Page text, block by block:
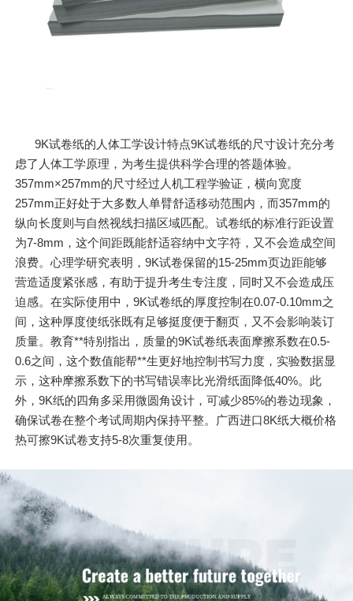
9K试卷纸的人体工学设计特点9K试卷纸的尺寸设计充分考
虑了人体工学原理，为考生提供科学合理的答题体验。
357mm×257mm的尺寸经过人机工程学验证，横向宽度
257mm正好处于大多数人单臂舒适移动范围内，而357mm的
纵向长度则与自然视线扫描区域匹配。试卷纸的标准行距设置
为7-8mm，这个间距既能舒适容纳中文字符，又不会造成空间
浪费。心理学研究表明，9K试卷保留的15-25mm页边距能够
营造适度紧张感，有助于提升考生专注度，同时又不会造成压
迫感。在实际使用中，9K试卷纸的厚度控制在0.07-0.10mm之
间，这种厚度使纸张既有足够挺度便于翻页，又不会影响装订
质量。教育**特别指出，质量的9K试卷纸表面摩擦系数在0.5-
0.6之间，这个数值能帮**生更好地控制书写力度，实验数据显
示，这种摩擦系数下的书写错误率比光滑纸面降低40%。此
外，9K纸的四角多采用微圆角设计，可减少85%的卷边现象，
确保试卷在整个考试周期内保持平整。广西进口8K纸大概价格
热可擦9K试卷支持5-8次重复使用。